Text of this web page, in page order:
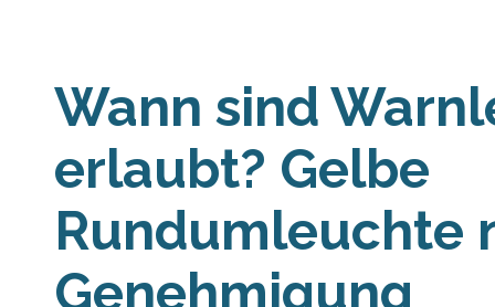
Wann sind
erlaubt? Gelbe
Rundumleuchte
Genehmigung